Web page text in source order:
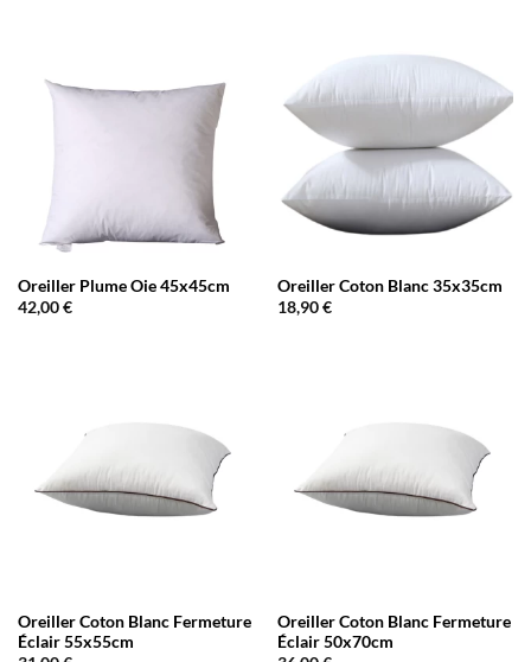
Oreiller Plume Oie 45x45cm
42,00€
Oreiller Coton Blanc 35x35cm
18,90€
Oreiller Coton Blanc Fermeture
Éclair 55x55cm
Oreiller Coton Blanc Fermeture
Éclair 50x70cm